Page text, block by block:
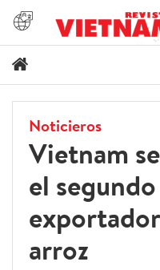
Noticieros
Vietnam
el
arroz